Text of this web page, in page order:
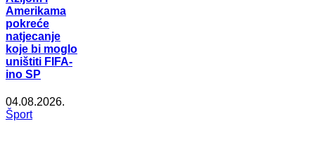
Amerikama
pokreće
natjecanje
koje bi moglo
uništiti FIFA-
ino SP
04.08.2026.
Šport